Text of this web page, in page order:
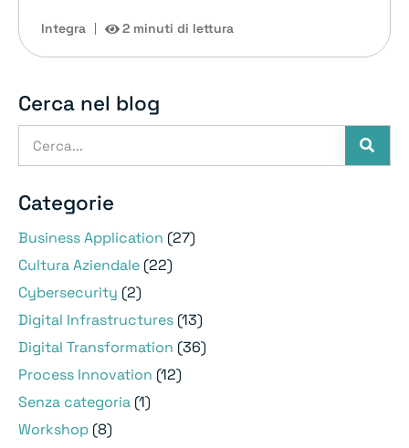
Integra 2 minuti di lettura
Cerca nel blog
Categorie
Business Application (27)
Cultura Aziendale (22)
Cybersecurity (2)
Digital Infrastructures (13)
Digital Transformation (36)
Process Innovation (12)
Senza categoria (1)
Workshop (8)